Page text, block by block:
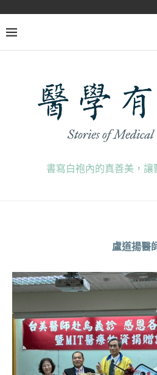
書寫白袍內的真善美，讓
盧道揚醫